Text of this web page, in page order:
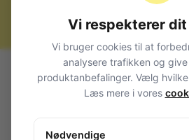
Alle produkter Hjemmet Ure
Storformats LED ur -
153-894 / WC208
Vi respekterer
Vi bruger cookies til at
analysere trafikken og
produktanbefalinger. Vælg
Læs mere i vores
Nødvendige